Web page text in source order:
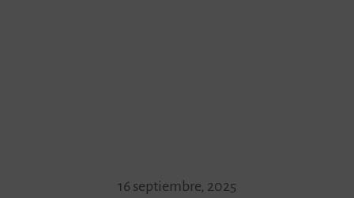
16 septiembre, 2025